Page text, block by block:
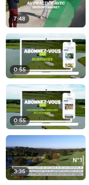
7:48
0:55
0:55
3:35